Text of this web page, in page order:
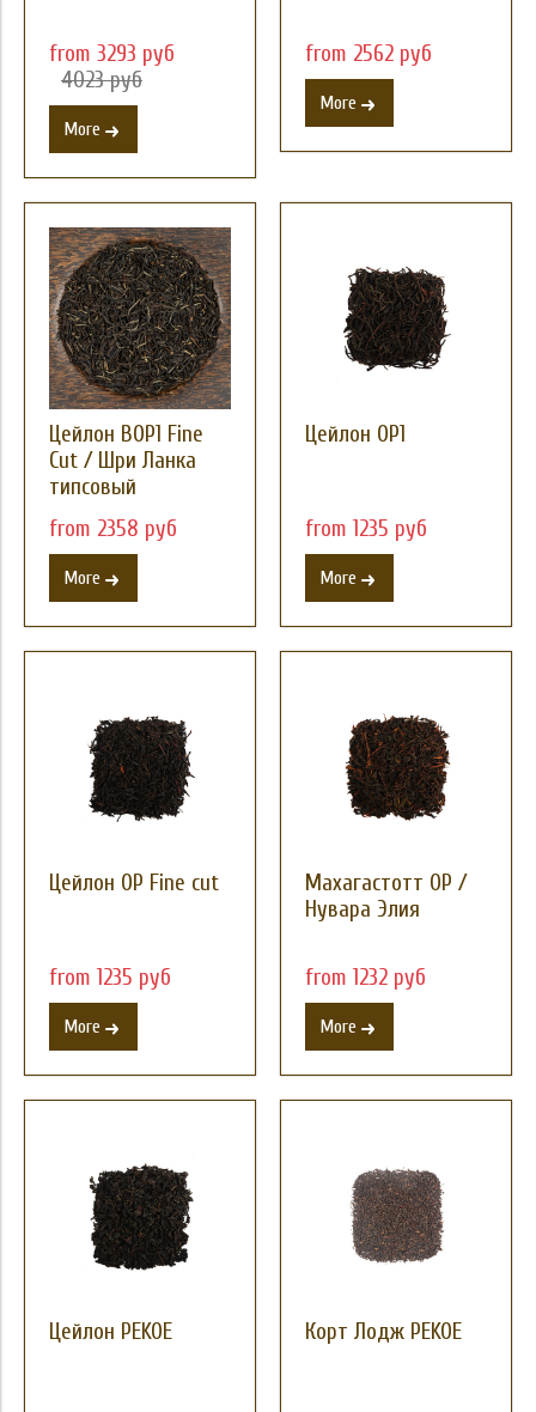
from 3293 руб
4023 руб
More
from 2562 руб
More
Цейлон ВОР1 Fine
Cut / Шри Ланка
типсовый
from 2358 руб
More
Цейлон OP1
from 1235 руб
More
Цейлон OP Fine cut
from 1235 руб
More
Махагастотт OP /
Нувара Элия
from 1232 руб
More
Цейлон PEKOE Корт Лодж PEKOE